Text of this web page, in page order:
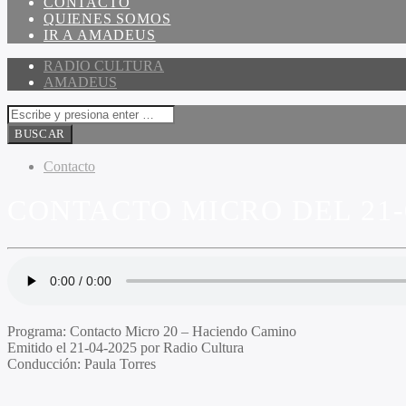
QUIENES SOMOS
IR A AMADEUS
RADIO CULTURA
AMADEUS
Contacto
Programa: Contacto Micro 20 – Haciendo Camino
Emitido el 21-04-2025 por Radio Cultura
Conducción: Paula Torres